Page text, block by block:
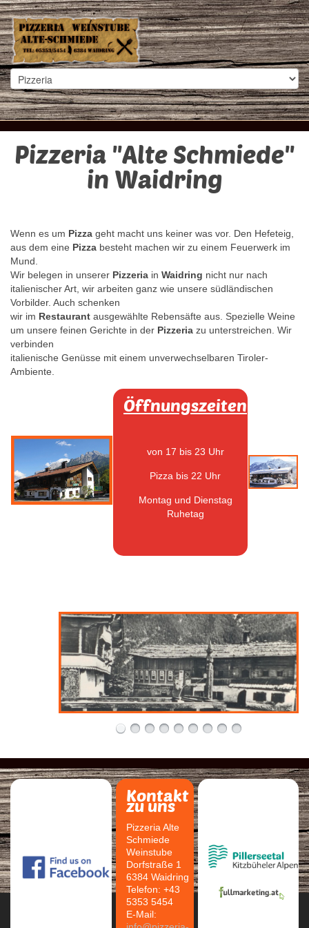
Pizzeria "Alte Schmiede"
in Waidring
Wenn es um Pizza geht macht uns keiner was vor. Den Hefeteig,
aus dem eine Pizza besteht machen wir zu einem Feuerwerk im
Mund.
Wir belegen in unserer Pizzeria in Waidring nicht nur nach
italienischer Art, wir arbeiten ganz wie unsere südländischen
Vorbilder. Auch schenken
wir im Restaurant ausgewählte Rebensäfte aus. Spezielle Weine
um unsere feinen Gerichte in der Pizzeria zu unterstreichen. Wir
verbinden
italienische Genüsse mit einem unverwechselbaren Tiroler-
Ambiente.
Öffnungszeiten
von 17 bis 23 Uhr
Pizza bis 22 Uhr
Montag und Dienstag
Ruhetag
Kontakt
zu uns
Pizzeria Alte
Schmiede
Weinstube
Dorfstraße 1
6384 Waidring
Telefon: +43
5353 5454
E-Mail: